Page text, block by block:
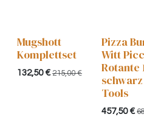
Mugshott
Komplettset
132,50€ 215,00€
Pizza
Witt
Rotante
Tools
457,50€